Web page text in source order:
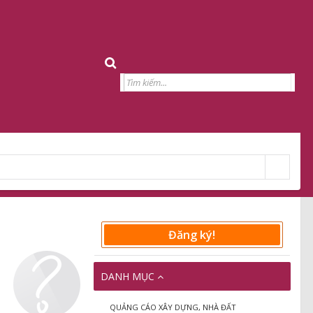
Đăng ký!
DANH MỤC
QUẢNG CÁO XÂY DỰNG, NHÀ ĐẤT